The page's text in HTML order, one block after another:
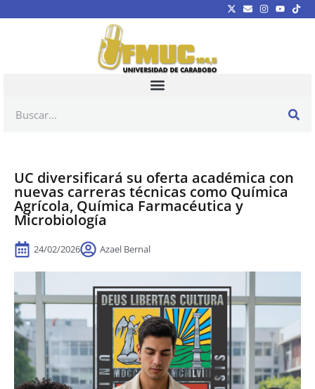
UC diversificará su oferta académica con
nuevas carreras técnicas como Química
Agrícola, Química Farmacéutica y
Microbiología
24/02/2026 Azael Bernal